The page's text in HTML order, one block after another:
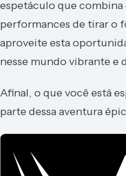
espetáculo que combina
performances de tirar o
aproveite esta
nesse mundo vibrante e
Afinal, o que você está
parte dessa aventura